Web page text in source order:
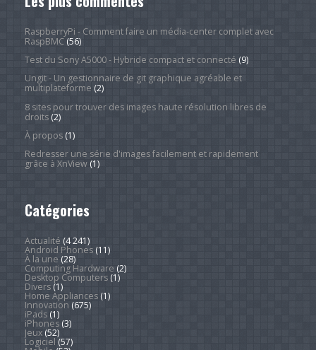
RaspberryPi - Comment faire un média-center complet avec
RaspBMC(56)
Test du Sony A5000 - Hybride compact et connecté (9)
Ungit - Un gestionnaire de git graphique agréable et
multiplateforme (2)
8 sites pour trouver des images haute résolution libres de
droits(2)
À propos(1)
Redresser une série d'images facilement et rapidement
grâce à XnView(1)
Catégories
Actualité (4 241)
Android Phones(11)
À la une (28)
Computing Hardware (2)
Desktop Computers(1)
Divers(1)
Home Appliances(1)
Innovation (675)
iPads(1)
iPhones(3)
Jeux(52)
Logiciel (57)